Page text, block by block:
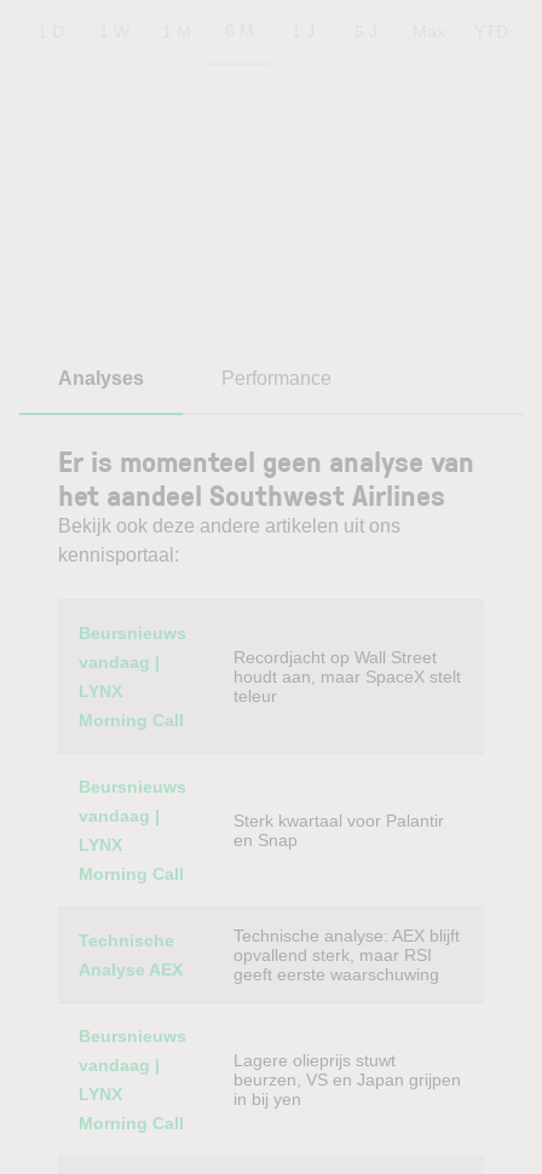
Analyses Performance
Er is momenteel geen analyse van
het aandeel Southwest Airlines
Bekijk ook deze andere artikelen uit ons
kennisportaal:
Category
Beursnieuws
vandaag |
LYNX
Morning Call
Recordjacht op Wall Street
houdt aan, maar SpaceX stelt
teleur
Beursnieuws
vandaag |
LYNX
Morning Call
Sterk kwartaal voor Palantir
en Snap
Technische
Analyse AEX
Technische analyse: AEX blijft
opvallend sterk, maar RSI
geeft eerste waarschuwing
Beursnieuws
vandaag |
LYNX
Morning Call
Lagere olieprijs stuwt
beurzen, VS en Japan grijpen
in bij yen